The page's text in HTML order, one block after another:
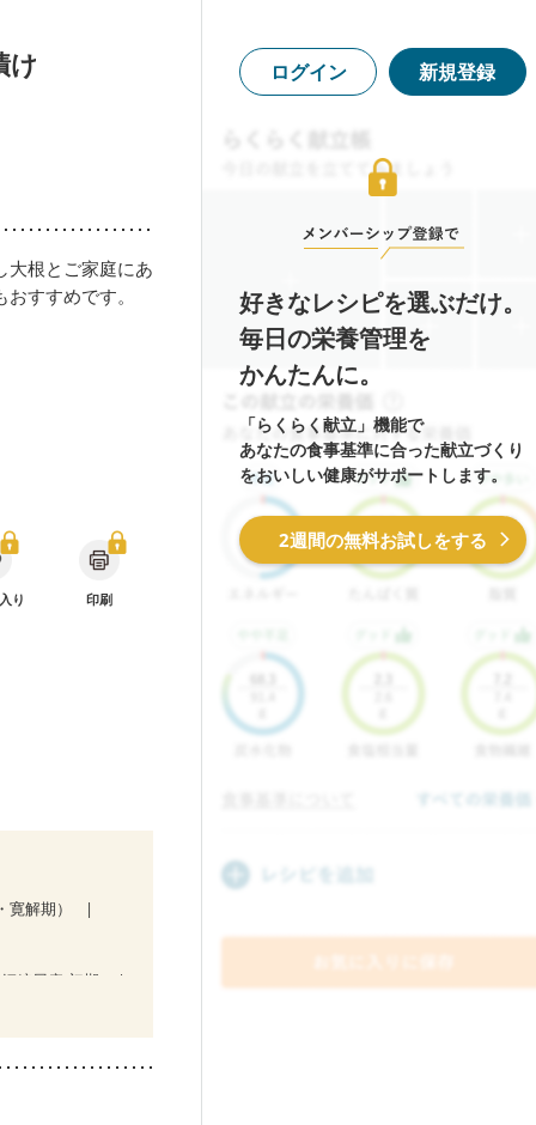
け
大根とご家庭にあ
すすめです。
り 印刷
解期）
糖尿病(初期)
ログイン 新規登録
好きなレシピを選ぶだけ。
毎日の栄養管理を
かんたんに。
「らくらく献立」機能で
あなたの食事基準に合った献立づくり
をおいしい健康がサポートします。
2週間の無料お試しをする